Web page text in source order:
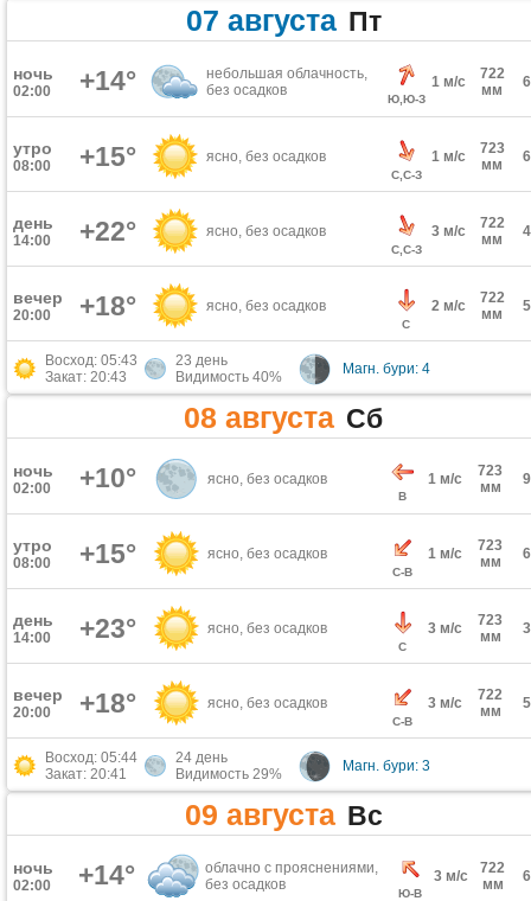
07 августа Пт
ночь
02:00 +14°
небольшая облачность,
без осадков
Ю,Ю-З
1 м/с
722
мм
утро
08:00 +15° ясно, без осадков
С,С-З
1 м/с
723
мм
день
14:00 +22° ясно, без осадков
С,С-З
3 м/с
722
мм
вечер
20:00 +18° ясно, без осадков
С
2 м/с
722
мм
Восход: 05:43
Закат: 20:43
23 день
Видимость 40%
Магн. бури: 4
08 августа Сб
ночь
02:00 +10° ясно, без осадков
В
1 м/с
723
мм
утро
08:00 +15° ясно, без осадков
С-В
1 м/с
723
мм
день
14:00 +23° ясно, без осадков
С
3 м/с
723
мм
вечер
20:00 +18° ясно, без осадков
С-В
3 м/с
722
мм
Восход: 05:44
Закат: 20:41
24 день
Видимость 29%
Магн. бури: 3
09 августа Вс
ночь
02:00 +14°
облачно с прояснениями,
без осадков
Ю-В
3 м/с
722
мм